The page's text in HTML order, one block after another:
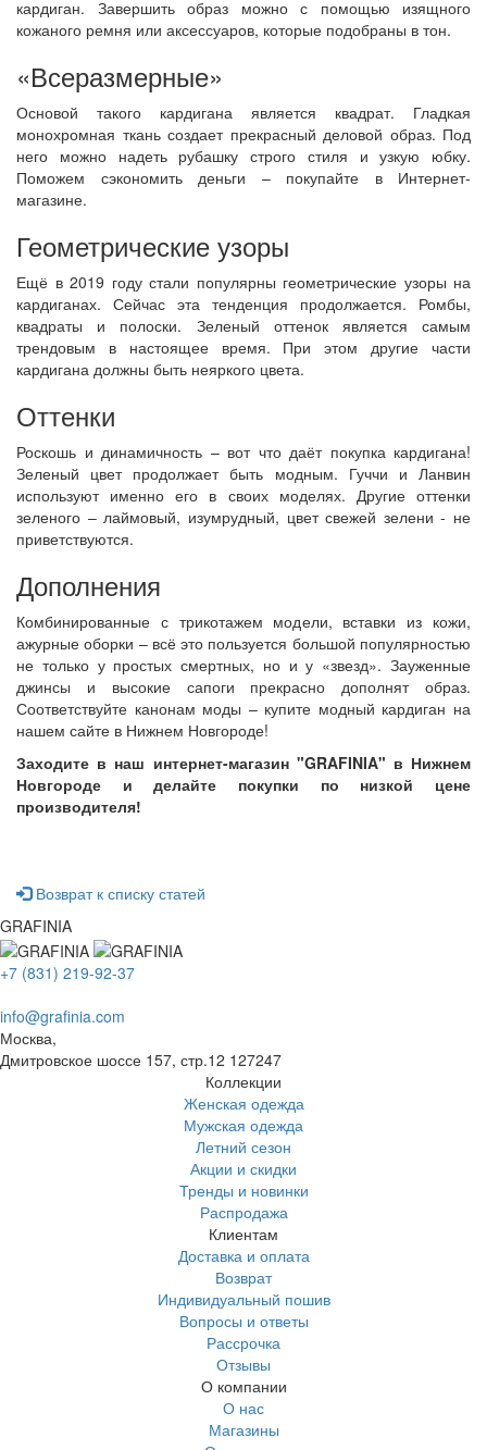
кардиган. Завершить образ можно с помощью изящного
кожаного ремня или аксессуаров, которые подобраны в тон.
«Всеразмерные»
Основой такого кардигана является квадрат. Гладкая
монохромная ткань создает прекрасный деловой образ. Под
него можно надеть рубашку строго стиля и узкую юбку.
Поможем сэкономить деньги – покупайте в Интернет-
магазине.
Геометрические узоры
Ещё в 2019 году стали популярны геометрические узоры на
кардиганах. Сейчас эта тенденция продолжается. Ромбы,
квадраты и полоски. Зеленый оттенок является самым
трендовым в настоящее время. При этом другие части
кардигана должны быть неяркого цвета.
Оттенки
Роскошь и динамичность – вот что даёт покупка кардигана!
Зеленый цвет продолжает быть модным. Гуччи и Ланвин
используют именно его в своих моделях. Другие оттенки
зеленого – лаймовый, изумрудный, цвет свежей зелени - не
приветствуются.
Дополнения
Комбинированные с трикотажем модели, вставки из кожи,
ажурные оборки – всё это пользуется большой популярностью
не только у простых смертных, но и у «звезд». Зауженные
джинсы и высокие сапоги прекрасно дополнят образ.
Соответствуйте канонам моды – купите модный кардиган на
нашем сайте в Нижнем Новгороде!
Заходите в наш интернет-магазин "GRAFINIA" в Нижнем
Новгороде и делайте покупки по низкой цене
производителя!
Возврат к списку статей
GRAFINIA
+7 (831) 219-92-37
info@grafinia.com
Москва,
Дмитровское шоссе 157, стр.12 127247
Коллекции
Женская одежда
Мужская одежда
Летний сезон
Акции и скидки
Тренды и новинки
Распродажа
Клиентам
Доставка и оплата
Возврат
Индивидуальный пошив
Вопросы и ответы
Рассрочка
Отзывы
О компании
О нас
Магазины